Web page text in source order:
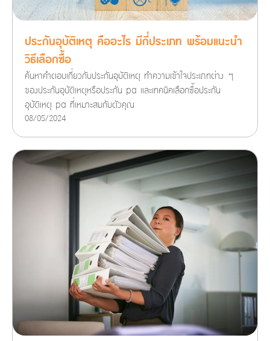
ประกันอุบัติเหตุ คืออะไร มีกี่ประเภท พร้อมแนะนำ
วิธีเลือกซื้อ
ค้นหาคำตอบเกี่ยวกับประกันอุบัติเหตุ ทำความเข้าใจประเภทต่าง ๆ
ของประกันอุบัติเหตุหรือประกัน pa และเทคนิคเลือกซื้อประกัน
อุบัติเหตุ pa ที่เหมาะสมกับตัวคุณ
08/05/2024